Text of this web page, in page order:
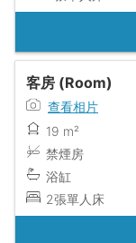
客房 (Room)
查看相片
19 m²
禁煙房
浴缸
2張單人床